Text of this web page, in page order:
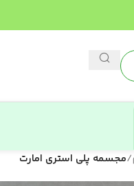
/مجسمه پلی استری امارت